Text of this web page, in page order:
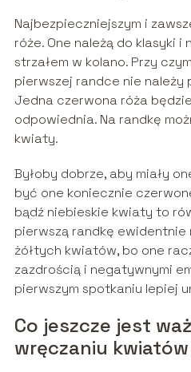
Najbezpieczniejszym i
róże. One należą do klasyki i
strzałem w kolano. Przy
pierwszej randce nie należy
Jedna czerwona róża
odpowiednia. Na randkę
kwiaty.
Byłoby dobrze, aby miały
być one koniecznie
bądź niebieskie kwiaty to
pierwszą randkę
żółtych kwiatów, bo one
zazdrością i negatywnymi
pierwszym spotkaniu lepiej
Co jeszcze jest
wręczaniu